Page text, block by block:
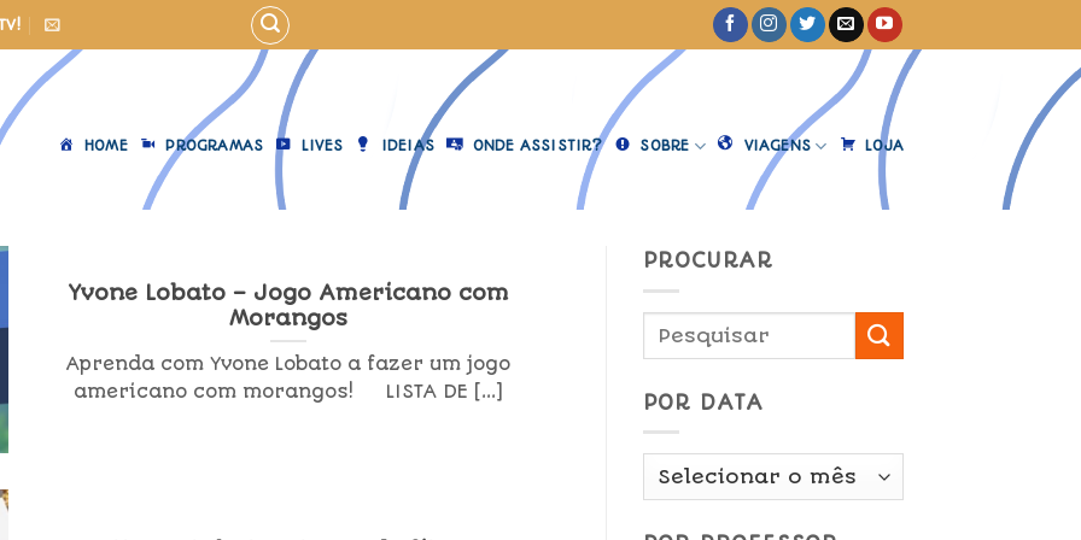
HOME PROGRAMAS LIVES IDEIAS ONDE ASSISTIR? SOBRE VIAGENS LOJA
Yvone Lobato – Jogo Americano com
Morangos
Aprenda com Yvone Lobato a fazer um jogo
americano com morangos! LISTA DE [...]
PROCURAR
POR DATA
Por